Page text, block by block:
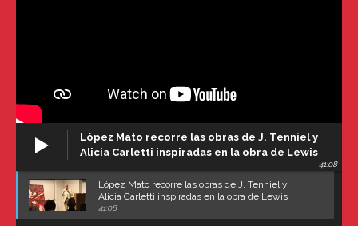
López Mato recorre las obras de J. Tenniel y
Alicia Carletti inspiradas en la obra de Lewis
41:08
López Mato recorre las obras de J. Tenniel y
Alicia Carletti inspiradas en la obra de Lewis
Carroll
41:08